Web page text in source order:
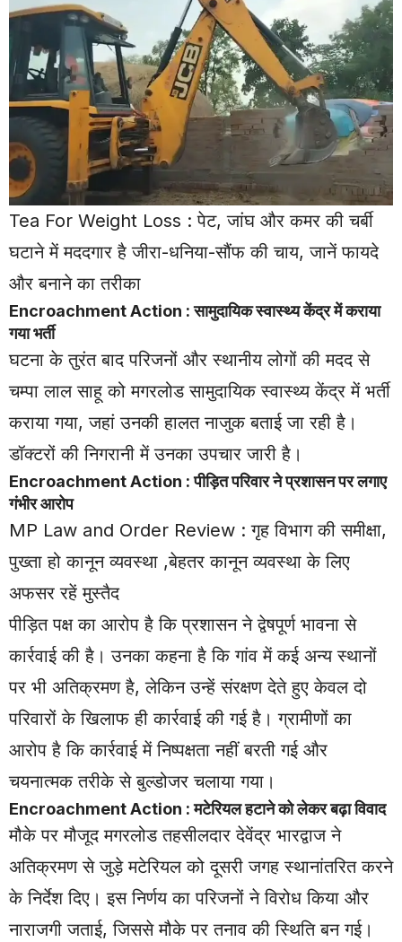
Tea For Weight Loss : पेट, जांघ और कमर की चर्बी
घटाने में मददगार है जीरा-धनिया-सौंफ की चाय, जानें फायदे
और बनाने का तरीका
Encroachment Action : सामुदायिक स्वास्थ्य केंद्र में कराया
गया भर्ती
घटना के तुरंत बाद परिजनों और स्थानीय लोगों की मदद से
चम्पा लाल साहू को मगरलोड सामुदायिक स्वास्थ्य केंद्र में भर्ती
कराया गया, जहां उनकी हालत नाजुक बताई जा रही है।
डॉक्टरों की निगरानी में उनका उपचार जारी है।
Encroachment Action : पीड़ित परिवार ने प्रशासन पर लगाए
गंभीर आरोप
MP Law and Order Review : गृह विभाग की समीक्षा,
पुख्ता हो कानून व्यवस्था ,बेहतर कानून व्यवस्था के लिए
अफसर रहें मुस्तैद
पीड़ित पक्ष का आरोप है कि प्रशासन ने द्वेषपूर्ण भावना से
कार्रवाई की है। उनका कहना है कि गांव में कई अन्य स्थानों
पर भी अतिक्रमण है, लेकिन उन्हें संरक्षण देते हुए केवल दो
परिवारों के खिलाफ ही कार्रवाई की गई है। ग्रामीणों का
आरोप है कि कार्रवाई में निष्पक्षता नहीं बरती गई और
चयनात्मक तरीके से बुल्डोजर चलाया गया।
Encroachment Action : मटेरियल हटाने को लेकर बढ़ा विवाद
मौके पर मौजूद मगरलोड तहसीलदार देवेंद्र भारद्वाज ने
अतिक्रमण से जुड़े मटेरियल को दूसरी जगह स्थानांतरित करने
के निर्देश दिए। इस निर्णय का परिजनों ने विरोध किया और
नाराजगी जताई, जिससे मौके पर तनाव की स्थिति बन गई।